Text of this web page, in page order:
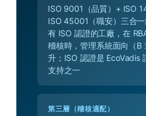
ISO 9001（品質）+ ISO
ISO 45001（職安）三合一
有 ISO 認證的工廠，在
稽核時，管理系統面向（B
升；ISO 認證是 EcoVadis
支持之一
第三層（稽核適配）